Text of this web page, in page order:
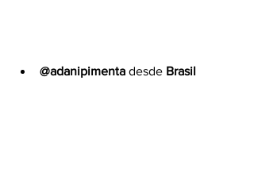
@adanipimenta desde Brasil